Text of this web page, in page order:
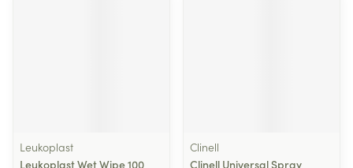
Leukoplast
Leukoplast Wet Wipe 100
Clinell
Clinell Universal Spray